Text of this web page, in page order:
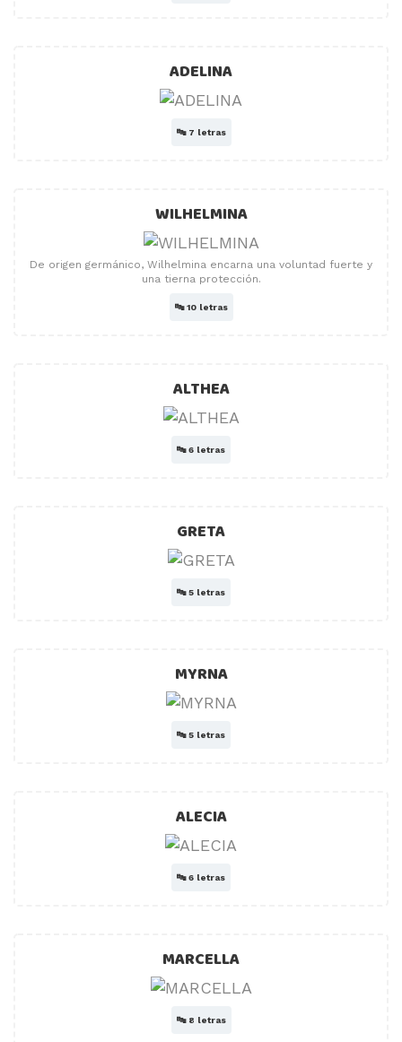
ADELINA
🔤 7 letras
WILHELMINA
De origen germánico, Wilhelmina encarna una voluntad fuerte y
una tierna protección.
🔤10 letras
ALTHEA
🔤6 letras
GRETA
🔤5 letras
MYRNA
🔤5 letras
ALECIA
🔤6 letras
MARCELLA
🔤 8 letras